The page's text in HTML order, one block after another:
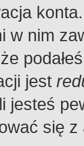
w nim
jest
jesteś
się